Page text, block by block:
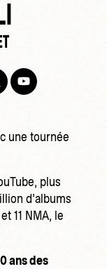
une tournée
plus
d’albums
11 NMA, le
ans des